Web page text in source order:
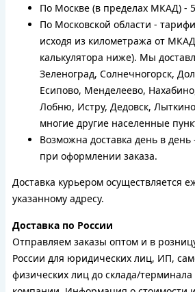
По Москве (в пределах МКАД) -
По Московской области -
исходя из километража от
калькулятора ниже). Мы
Зеленоград, Солнечногорск,
Есипово, Менделеево,
Лобню, Истру, Дедовск,
многие другие населенные
Возможна доставка день в день
при оформлении заказа.
Доставка курьером осуществляется
указанному адресу.
Доставка по России
Отправляем заказы оптом и в
России для юридических лиц, ИП,
физических лиц до склада/